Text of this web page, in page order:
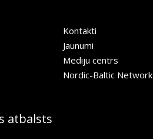
Kontakti
Jaunumi
Mediju centrs
Nordic-Baltic Network
atbalsts